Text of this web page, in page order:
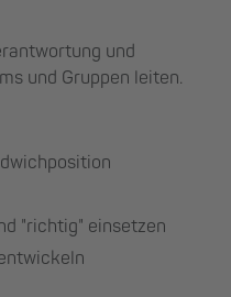
und
und Gruppen leiten.
"richtig" einsetzen